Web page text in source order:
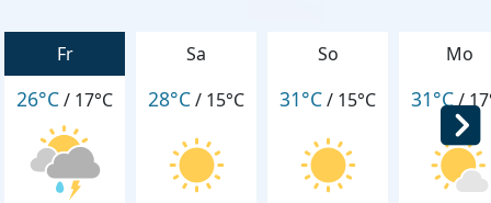
Fr
26°C/ 17°C
Sa
28°C/ 15°C
So
31°C/ 15°C
Mo
31°C/